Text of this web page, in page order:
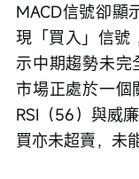
MACD信號卻顯
現「買入」信號
示中期趨勢未完
市場正處於一個
RSI（56）與威
買亦未超賣，未